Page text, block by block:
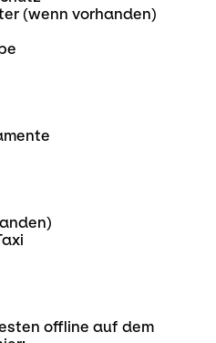
(wenn vorhanden)
offline auf dem